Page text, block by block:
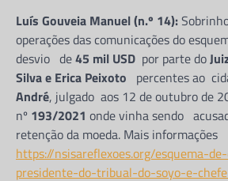
Luís Gouveia Manuel (n.º 14):
operações das comunicações do
desvio de45 mil USD por parte do
Silva e Erica Peixoto percentes ao
André, julgado aos 12 de outubro de
nº 193/2021 onde vinha sendo
retenção da moeda. Mais informações
https://nsisareflexoes.org/esquema-
presidente-do-tribual-do-soyo-e-